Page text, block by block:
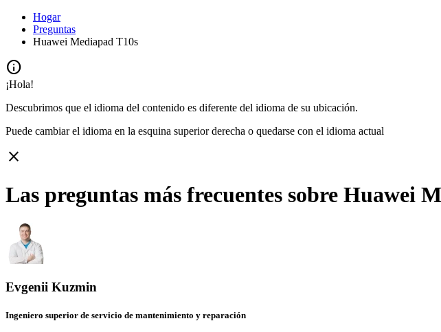
Hogar
Preguntas
Huawei Mediapad T10s
info
¡Hola!
Descubrimos que el idioma del contenido es diferente del idioma de su ubicación.
Puede cambiar el idioma en la esquina superior derecha o quedarse con el idioma actual
close
Las preguntas más frecuentes sobre Huawei
Evgenii Kuzmin
Ingeniero superior de servicio de mantenimiento y reparación